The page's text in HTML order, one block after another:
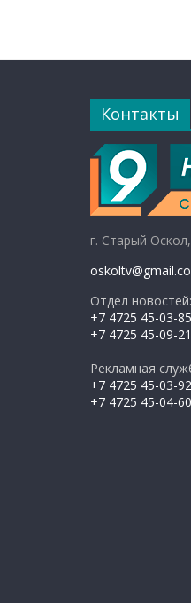
Контакты
г. Старый
Отдел новостей:
+7 4725 45-03-85
+7 4725 45-09-21
Рекламная
+7 4725 45-03-92
+7 4725 45-04-60